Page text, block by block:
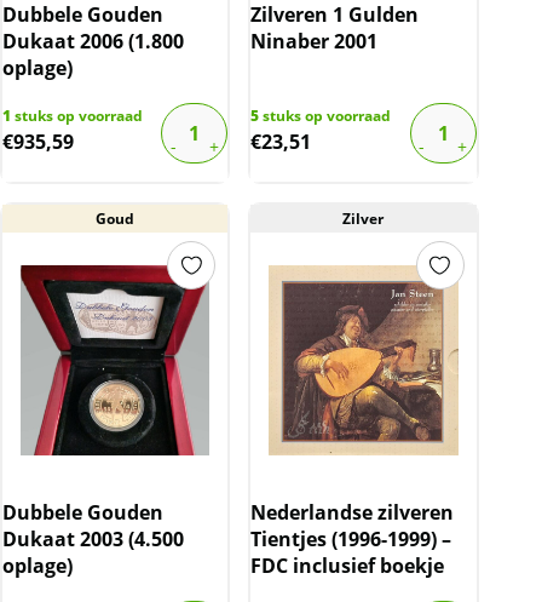
Dubbele Gouden
Dukaat 2006 (1.800
oplage)
1 stuks op voorraad
€935,59
Zilveren 1 Gulden
Ninaber 2001
5stuks op voorraad
€23,51
Goud
Dubbele Gouden
Dukaat 2003 (4.500
oplage)
Zilver
Nederlandse zilveren
Tientjes (1996-1999) –
FDC inclusief boekje